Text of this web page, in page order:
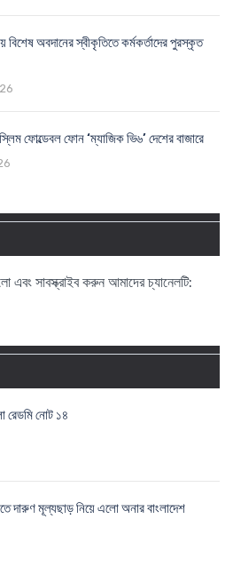
বিশেষ অবদানের স্বীকৃতিতে কর্মকর্তাদের পুরস্কৃত
ফোল্ডেবল ফোন ‘ম্যাজিক ভি৬’ দেশের বাজারে
এবং সাবস্ক্রাইব করুন আমাদের চ্যানেলটি:
রেডমি নোট ১৪
দারুণ মূল্যছাড় নিয়ে এলো অনার বাংলাদেশ